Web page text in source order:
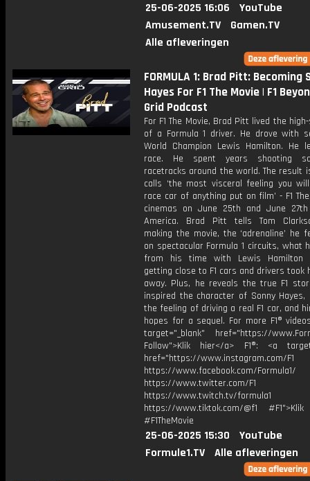
25-06-2025 16:06
YouTube
Amusement.TV
Gamen.TV
Alle afleveringen
FORMULA 1: Brad Pitt: Becoming
Hayes For F1 The Movie | F1
Grid Podcast
For F1 The Movie, Brad Pitt lived the
of a Formula 1 driver. He drove with
World Champion Lewis Hamilton. He
race. He spent years shooting
racetracks around the world. The result
calls ‘the most visceral feeling you
race car of anything put on film’ - F1
cinemas on June 25th and June
America. Brad Pitt tells Tom
making the movie, the ‘adrenaline’ he
on spectacular Formula 1 circuits, what
from his time with Lewis Hamilton
getting close to F1 cars and drivers took
away. Plus, he reveals the true F1
inspired the character of Sonny Hayes,
the feeling of driving a real F1 car, and
hopes for a sequel. For more F1®
target="_blank" href="https://
Follow">Klik hier</a> F1®: <a
href="https://www.instagram.com/F1
https://www.facebook.com/Formula1/
https://www.twitter.com/F1
https://www.twitch.tv/formula1
https://www.tiktok.com/@f1
#F1TheMovie
25-06-2025 15:30
YouTube
Formule1.TV
Alle afleveringen